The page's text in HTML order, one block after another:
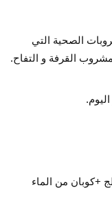
الصحية التي
القرفة و التفاح.
+كوبان من الماء